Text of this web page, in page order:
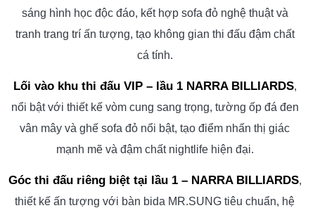
sáng hình học độc đáo, kết hợp sofa đỏ nghệ thuật và
tranh trang trí ấn tượng, tạo không gian thi đấu đậm chất
cá tính.
Lối vào khu thi đấu VIP – lầu 1 NARRA BILLIARDS,
nổi bật với thiết kế vòm cung sang trọng, tường ốp đá đen
vân mây và ghế sofa đỏ nổi bật, tạo điểm nhấn thị giác
mạnh mẽ và đậm chất nightlife hiện đại.
Góc thi đấu riêng biệt tại lầu 1 – NARRA BILLIARDS,
thiết kế ấn tượng với bàn bida MR.SUNG tiêu chuẩn, hệ